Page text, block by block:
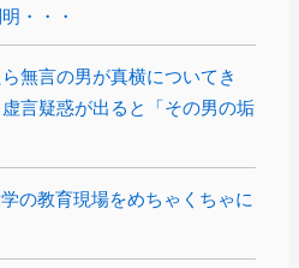
・・・
無言の男が真横についてき
言疑惑が出ると「その男の垢
の教育現場をめちゃくちゃに